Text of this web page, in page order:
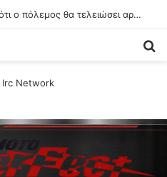
Τραμπ για Ιράν: «Πιστεύω ότι ο πόλεμος θα τελειώσει αρκετά σύντομα» – Τι είπε για το Ορμούζ